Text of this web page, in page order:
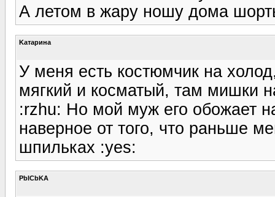
А летом в жару ношу дома
Kатарина
У меня есть костюмчик на
мягкий и косматый, там мишки
:rzhu: Но мой муж его обожает
наверное от того, что раньше
шпильках :yes:
PbICbKA